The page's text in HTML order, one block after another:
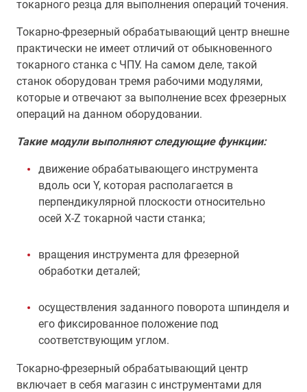
токарного резца для выполнения операций точения.
Токарно-фрезерный обрабатывающий центр внешне
практически не имеет отличий от обыкновенного
токарного станка с ЧПУ. На самом деле, такой
станок оборудован тремя рабочими модулями,
которые и отвечают за выполнение всех фрезерных
операций на данном оборудовании.
Такие модули выполняют следующие функции:
движение обрабатывающего инструмента
вдоль оси Y, которая располагается в
перпендикулярной плоскости относительно
осей X-Z токарной части станка;
вращения инструмента для фрезерной
обработки деталей;
осуществления заданного поворота шпинделя и
его фиксированное положение под
соответствующим углом.
Токарно-фрезерный обрабатывающий центр
включает в себя магазин с инструментами для